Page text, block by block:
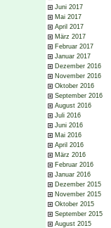
Juni 2017
Mai 2017
April 2017
März 2017
Februar 2017
Januar 2017
Dezember 2016
November 2016
Oktober 2016
September 2016
August 2016
Juli 2016
Juni 2016
Mai 2016
April 2016
März 2016
Februar 2016
Januar 2016
Dezember 2015
November 2015
Oktober 2015
September 2015
August 2015